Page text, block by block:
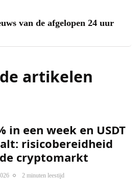
van de afgelopen 24 uur
artikelen
in een week en USDT
risicobereidheid
cryptomarkt
2 minuten leestijd